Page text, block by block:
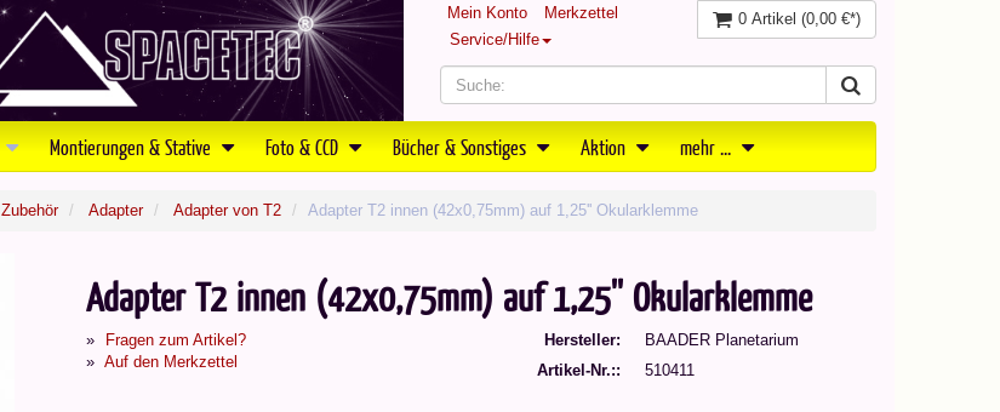
Mein Konto
Merkzettel
Service/Hilfe
0 Artikel (0,00 €*)
Montierungen & Stative Foto & CCD Bücher & Sonstiges Aktion mehr ...
Zubehör Adapter Adapter von T2 Adapter T2 innen (42x0,75mm) auf 1,25'' Okularklemme
Adapter T2 innen (42x0,75mm) auf 1,25'' Okularklemme
Fragen zum Artikel?
Auf den Merkzettel
Hersteller
BAADER Planetarium
Artikel-Nr.:
510411